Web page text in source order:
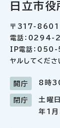
日立市役
〒317-8601
電話：0294-
IP電話：050-
ヤルしてくださ
開庁 8時
閉庁
土曜
年1月